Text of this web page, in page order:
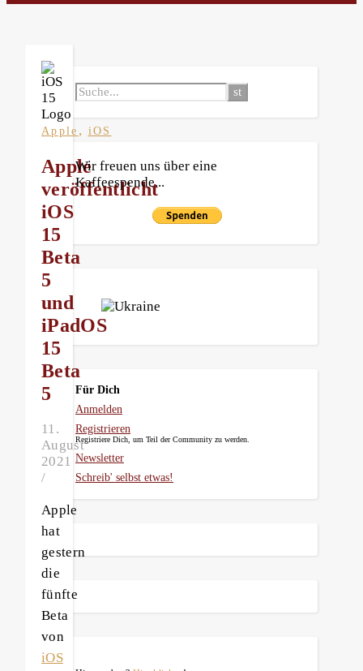
Apple , iOS
Apple
veröffentlicht
iOS
15
Beta
5
und
iPadOS
15
Beta
5
11.
August
2021
/
Apple
hat
gestern
die
fünfte
Beta
von
iOS
Wir freuen uns über eine
Kaffeespende...
Für Dich
Anmelden
Registrieren
Registriere Dich, um Teil der Community zu werden.
Newsletter
Schreib' selbst etwas!